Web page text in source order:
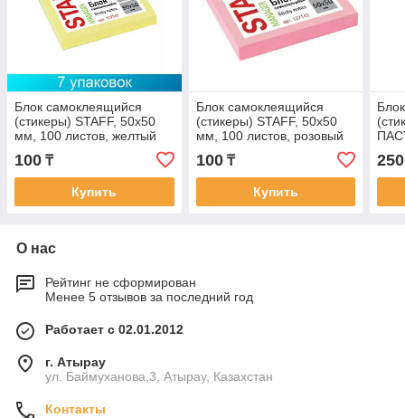
Блок самоклеящийся
(стикеры) STAFF, 50х50
мм, 100 листов, желтый
100 ₸
Купить
Блок самоклеящийся
(стикеры) STAFF, 50х50
мм, 100 листов, розовый
100₸
Купить
250
О нас
Рейтинг не сформирован
Менее 5 отзывов за последний год
Работает с 02.01.2012
г. Атырау
ул. Баймуханова,3, Атырау, Казахстан
Контакты